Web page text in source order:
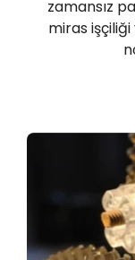
zamansız
miras